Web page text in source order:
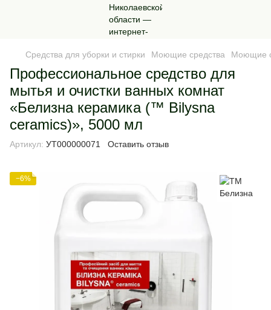
Средства для уборки и стирки Моющие средства Моющие
Профессиональное средство для
мытья и очистки ванных комнат
«Белизна керамика (™ Bilysna
ceramics)», 5000 мл
Артикул: УТ000000071 Оставить отзыв
−6%